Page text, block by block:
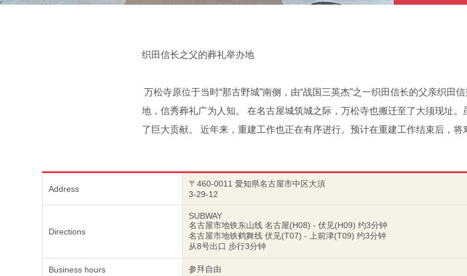
织田信长之父的葬礼举办地
万松寺原位于当时“那古野城”南侧，由“战国三英杰”之一织田信长的父亲织田
地，信秀葬礼广为人知。 在名古屋城筑城之际，万松寺也搬迁至了大须现址
了巨大贡献。 近年来，重建工作也正在有序进行。预计在重建工作结束后，将
Address
〒460-0011 愛知県名古屋市中区大須
3-29-12
Directions
SUBWAY
名古屋市地铁东山线 名古屋(H08) - 伏见(H09) 约3分钟
名古屋市地铁鹤舞线 伏见(T07) - 上前津(T09) 约3分钟
从8号出口 步行3分钟
Business hours 参拜自由